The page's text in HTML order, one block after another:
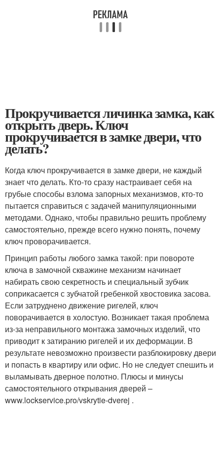
Прокручивается личинка замка, как
открыть дверь. Ключ
прокручивается в замке двери, что
делать?
Когда ключ прокручивается в замке двери, не каждый
знает что делать. Кто-то сразу настраивает себя на
грубые способы взлома запорных механизмов, кто-то
пытается справиться с задачей манипуляционными
методами. Однако, чтобы правильно решить проблему
самостоятельно, прежде всего нужно понять, почему
ключ проворачивается.
Принцип работы любого замка такой: при повороте
ключа в замочной скважине механизм начинает
набирать свою секретность и специальный зубчик
соприкасается с зубчатой гребенкой хвостовика засова.
Если затруднено движение ригелей, ключ
поворачивается в холостую. Возникает такая проблема
из-за неправильного монтажа замочных изделий, что
приводит к затиранию ригелей и их деформации. В
результате невозможно произвести разблокировку двери
и попасть в квартиру или офис. Но не следует спешить и
выламывать дверное полотно. Плюсы и минусы
самостоятельного открывания дверей –
www.lockservice.pro/vskrytie-dverej .